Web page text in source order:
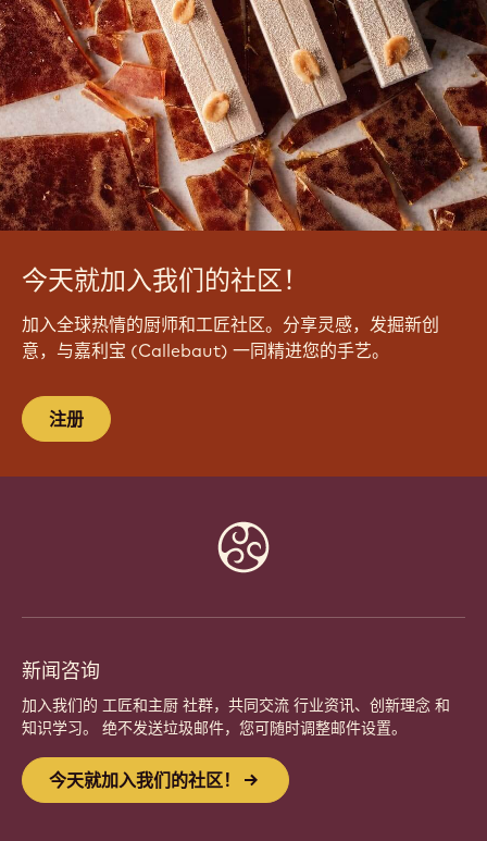
今天就加入我们的社区！
加入全球热情的厨师和工匠社区。分享灵感，发掘新创
意，与嘉利宝 (Callebaut) 一同精进您的手艺。
注册
新闻咨询
加入我们的 工匠和主厨 社群，共同交流 行业资讯、创新理念 和
知识学习。 绝不发送垃圾邮件，您可随时调整邮件设置。
今天就加入我们的社区！